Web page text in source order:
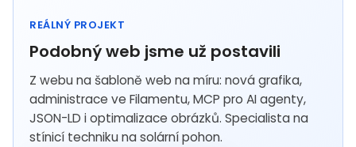
REÁLNÝ PROJEKT
Podobný web jsme už postavili
Z webu na šabloně web na míru: nová grafika,
administrace ve Filamentu, MCP pro AI agenty,
JSON-LD i optimalizace obrázků. Specialista na
stínicí techniku na solární pohon.